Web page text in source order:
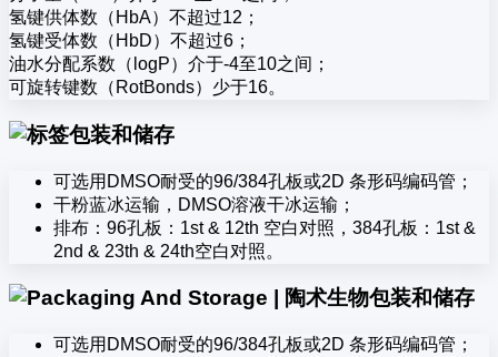
氢键供体数（HbA）不超过12；
氢键受体数（HbD）不超过6；
油水分配系数（logP）介于-4至10之间；
可旋转键数（RotBonds）少于16。
包装和储存
可选用DMSO耐受的96/384孔板或2D 条形码编码管；
干粉蓝冰运输，DMSO溶液干冰运输；
排布：96孔板：1st & 12th 空白对照，384孔板：1st &
2nd & 23th & 24th空白对照。
包装和储存
可选用DMSO耐受的96/384孔板或2D 条形码编码管；